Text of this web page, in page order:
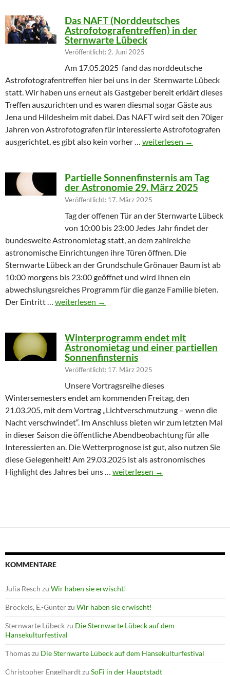
Das NAFT (Norddeutsches
Astrofotografentreffen) in der
Sternwarte Lübeck
Veröffentlicht: 2. Juni 2025
Am 17.05.2025 fand das norddeutsche
Astrofotografentreffen hier bei uns in der Sternwarte Lübeck
statt. Wir haben uns erneut als Gastgeber bereit erklärt dieses
Treffen auszurichten und es waren diesmal sogar Gäste aus
Jena und Hildesheim mit dabei. Das NAFT wird seit den 70iger
Jahren von Astrofotografen für interessierte Astrofotografen
ausgerichtet, es gibt also kein vorher … Das NAFT
weiterlesen →
Partielle Sonnenfinsternis am Tag
der Astronomie 29. März 2025
Veröffentlicht: 17. März 2025
Tag der offenen Tür an der Sternwarte Lübeck
von 10:00 bis 23:00 Jedes Jahr findet der
bundesweite Astronomietag statt, an dem zahlreiche
astronomische Einrichtungen ihre Türen öffnen. Die
Sternwarte Lübeck an der Grundschule Grönauer Baum ist ab
10:00 morgens bis 23:00 geöffnet und wird Ihnen ein
abwechslungsreiches Programm für die ganze Familie bieten.
Der Eintritt … Partielle Sonnenfinsternis am Tag der
weiterlesen →
Winterprogramm endet mit
Astronomietag und einer partiellen
Sonnenfinsternis
Veröffentlicht: 17. März 2025
Unsere Vortragsreihe dieses
Wintersemesters endet am kommenden Freitag, den
21.03.205, mit dem Vortrag „Lichtverschmutzung – wenn die
Nacht verschwindet“. Im Anschluss bieten wir zum letzten Mal
in dieser Saison die öffentliche Abendbeobachtung für alle
Interessierten an. Die Wetterprognose ist gut, also nutzen Sie
diese Gelegenheit! Am 29.03.2025 ist als astronomisches
Highlight des Jahres bei uns … Winterprogramm endet mit
weiterlesen →
KOMMENTARE
Julia Resch zu Wir haben sie erwischt!
Bröckels, E.-Günterzu Wir haben sie erwischt!
Sternwarte Lübeckzu Die Sternwarte Lübeck auf dem
Hansekulturfestival
Thomaszu Die Sternwarte Lübeck auf dem Hansekulturfestival
Christopher Engelhardtzu SoFi in der Hauptstadt